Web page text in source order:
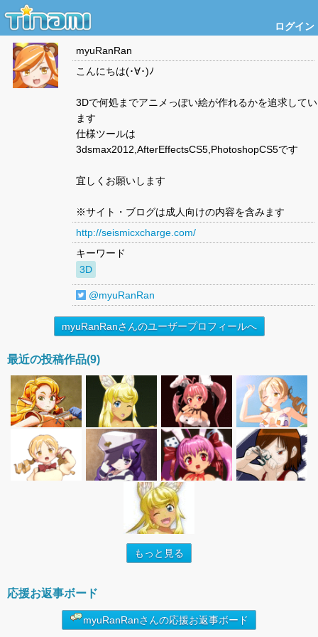
ログイン
myuRanRan
こんにちは(･∀･)ﾉ
3Dで何処までアニメっぽい絵が作れるかを追求してい
ます
仕様ツールは
3dsmax2012,AfterEffectsCS5,PhotoshopCS5です
宜しくお願いします
※サイト・ブログは成人向けの内容を含みます
http://seismicxcharge.com/
キーワード
3D
@myuRanRan
myuRanRanさんのユーザープロフィールへ
最近の投稿作品(9)
もっと見る
応援お返事ボード
myuRanRanさんの応援お返事ボード